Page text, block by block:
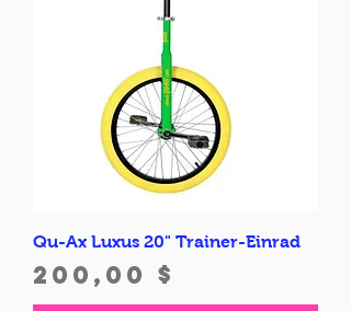
Qu-Ax Luxus 20" Trainer-Einrad
Preis
200,00 $